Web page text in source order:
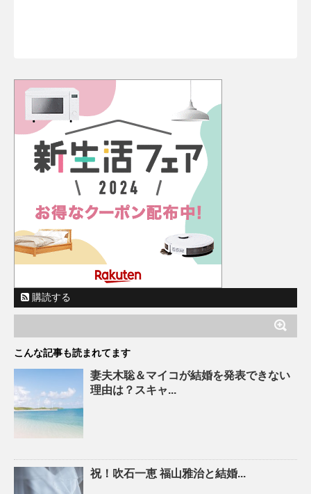
購読する
こんな記事も読まれてます
妻夫木聡＆マイコが結婚を発表できない
理由は？スキャ...
祝！吹石一恵 福山雅治と結婚...